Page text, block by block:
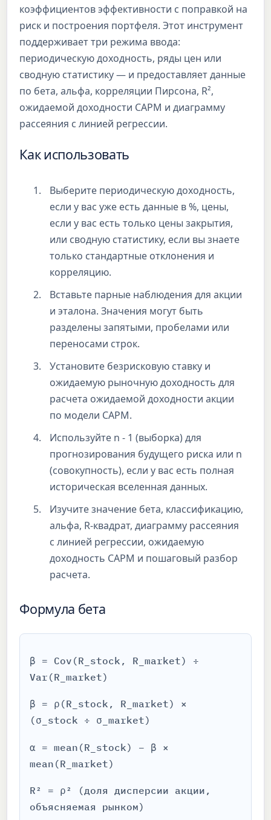
коэффициентов эффективности с поправкой на
риск и построения портфеля. Этот инструмент
поддерживает три режима ввода:
периодическую доходность, ряды цен или
сводную статистику — и предоставляет данные
по бета, альфа, корреляции Пирсона, R²,
ожидаемой доходности CAPM и диаграмму
рассеяния с линией регрессии.
Как использовать
Выберите периодическую доходность,
если у вас уже есть данные в %, цены,
если у вас есть только цены закрытия,
или сводную статистику, если вы знаете
только стандартные отклонения и
корреляцию.
Вставьте парные наблюдения для акции
и эталона. Значения могут быть
разделены запятыми, пробелами или
переносами строк.
Установите безрисковую ставку и
ожидаемую рыночную доходность для
расчета ожидаемой доходности акции
по модели CAPM.
Используйте n - 1 (выборка) для
прогнозирования будущего риска или n
(совокупность), если у вас есть полная
историческая вселенная данных.
Изучите значение бета, классификацию,
альфа, R-квадрат, диаграмму рассеяния
с линией регрессии, ожидаемую
доходность CAPM и пошаговый разбор
расчета.
Формула бета
β = Cov(R_stock, R_market) ÷
Var(R_market)
β = ρ(R_stock, R_market) ×
(σ_stock ÷ σ_market)
α = mean(R_stock) − β ×
mean(R_market)
R² = ρ² (доля дисперсии акции,
объясняемая рынком)